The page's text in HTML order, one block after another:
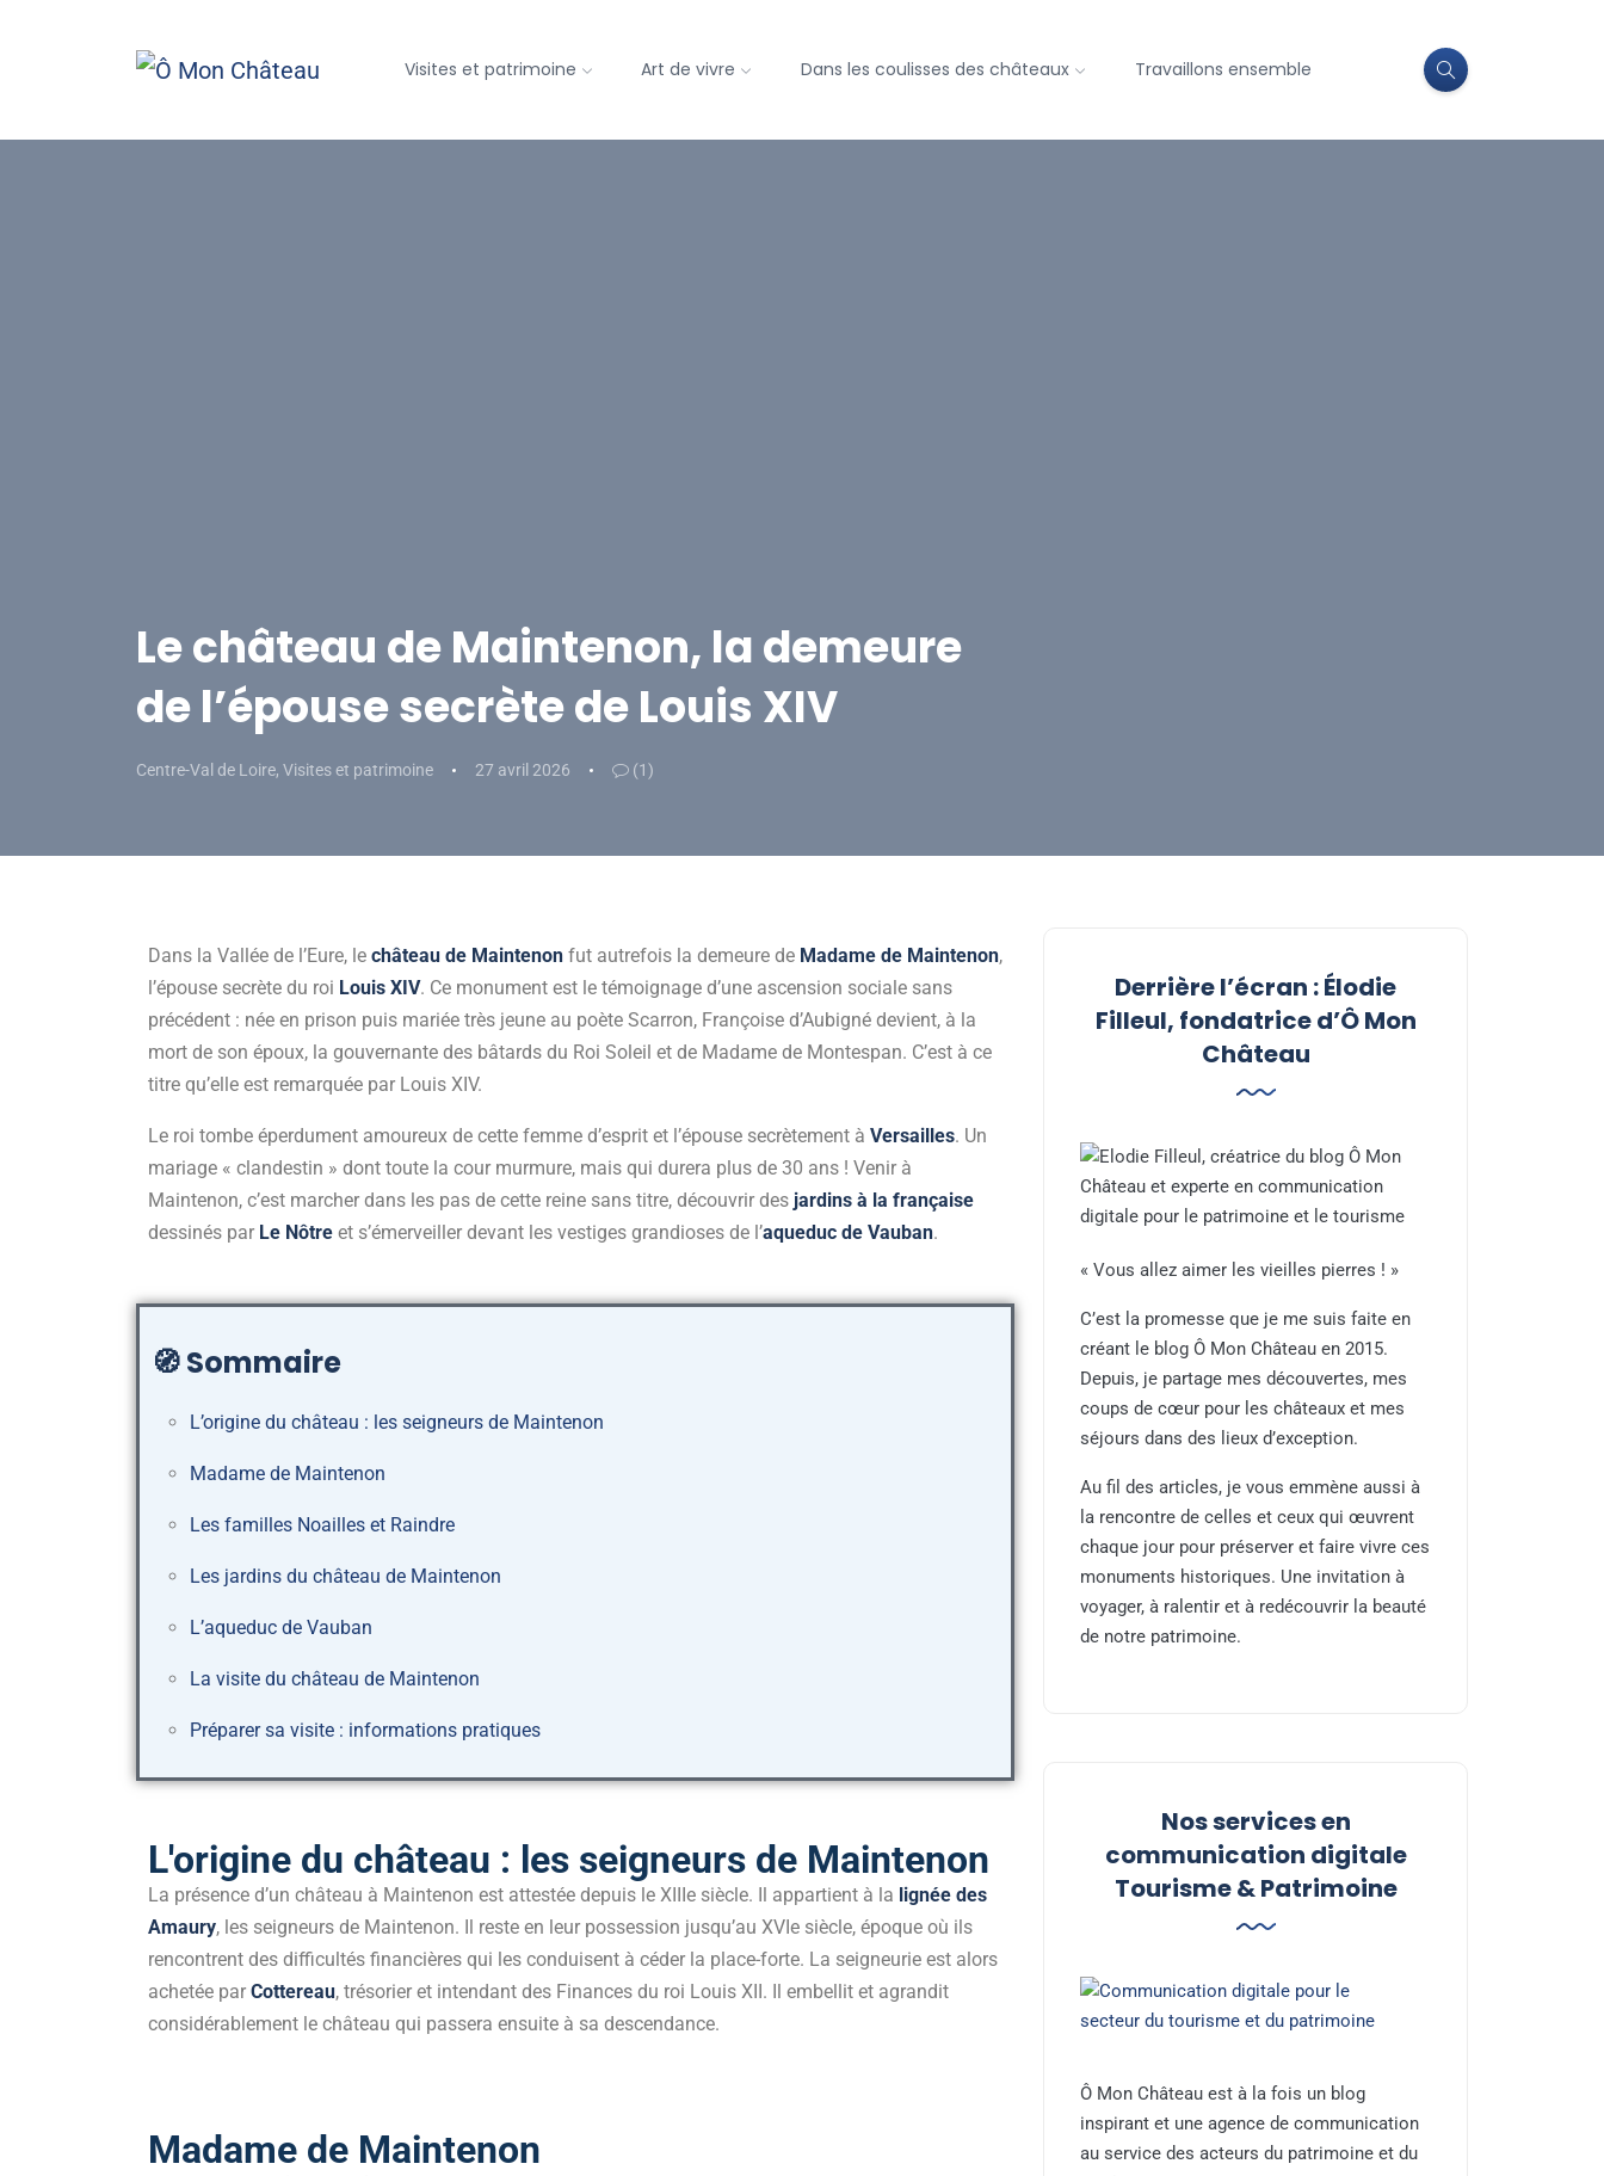
Visites et patrimoine Art de vivre Dans les coulisses des châteaux Travaillons ensemble
Le château de Maintenon, la demeure
de l’épouse secrète de Louis XIV
Centre-Val de Loire, Visites et patrimoine 27 avril 2026 (1)
Dans la Vallée de l’Eure, le château de Maintenon fut autrefois la demeure de Madame de Maintenon,
l’épouse secrète du roi Louis XIV. Ce monument est le témoignage d’une ascension sociale sans
précédent : née en prison puis mariée très jeune au poète Scarron, Françoise d’Aubigné devient, à la
mort de son époux, la gouvernante des bâtards du Roi Soleil et de Madame de Montespan. C’est à ce
titre qu’elle est remarquée par Louis XIV.
Le roi tombe éperdument amoureux de cette femme d’esprit et l’épouse secrètement à Versailles. Un
mariage « clandestin » dont toute la cour murmure, mais qui durera plus de 30 ans ! Venir à
Maintenon, c’est marcher dans les pas de cette reine sans titre, découvrir des jardins à la française
dessinés par Le Nôtre et s’émerveiller devant les vestiges grandioses de l’aqueduc de Vauban.
🧭Sommaire
L’origine du château : les seigneurs de Maintenon
Madame de Maintenon
Les familles Noailles et Raindre
Les jardins du château de Maintenon
L’aqueduc de Vauban
La visite du château de Maintenon
Préparer sa visite : informations pratiques
L'origine du château : les seigneurs de Maintenon
La présence d’un château à Maintenon est attestée depuis le XIIIe siècle. Il appartient à la lignée des
Amaury, les seigneurs de Maintenon. Il reste en leur possession jusqu’au XVIe siècle, époque où ils
rencontrent des difficultés financières qui les conduisent à céder la place-forte. La seigneurie est alors
achetée par Cottereau, trésorier et intendant des Finances du roi Louis XII. Il embellit et agrandit
considérablement le château qui passera ensuite à sa descendance.
Madame de Maintenon
Derrière l’écran : Élodie
Filleul, fondatrice d’Ô Mon
Château
« Vous allez aimer les vieilles pierres ! »
C’est la promesse que je me suis faite en
créant le blog Ô Mon Château en 2015.
Depuis, je partage mes découvertes, mes
coups de cœur pour les châteaux et mes
séjours dans des lieux d’exception.
Au fil des articles, je vous emmène aussi à
la rencontre de celles et ceux qui œuvrent
chaque jour pour préserver et faire vivre ces
monuments historiques. Une invitation à
voyager, à ralentir et à redécouvrir la beauté
de notre patrimoine.
Nos services en
communication digitale
Tourisme & Patrimoine
Ô Mon Château est à la fois un blog
inspirant et une agence de communication
au service des acteurs du patrimoine et du